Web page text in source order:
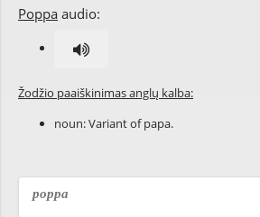
Poppa audio:
Žodžio paaiškinimas anglų kalba:
noun: Variant ofpapa.
poppa